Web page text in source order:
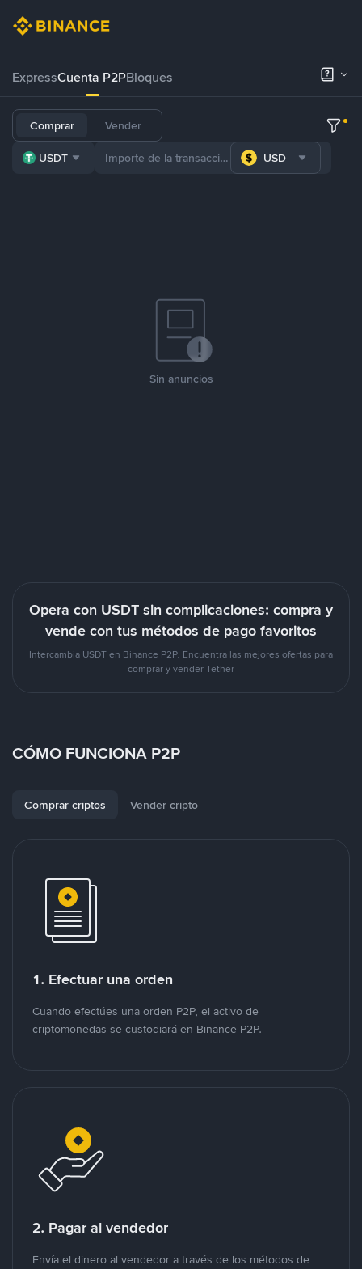
ExpressCuenta P2PBloques
Comprar Vender
USDT USD
Sin anuncios
Opera con USDT sin complicaciones: compra y
vende con tus métodos de pago favoritos
Intercambia USDT en Binance P2P. Encuentra las mejores ofertas para
comprar y vender Tether
CÓMO FUNCIONA P2P
Comprar criptos Vender cripto
1. Efectuar una orden
Cuando efectúes una orden P2P, el activo de
criptomonedas se custodiará en Binance P2P.
2. Pagar al vendedor
Envía el dinero al vendedor a través de los métodos de